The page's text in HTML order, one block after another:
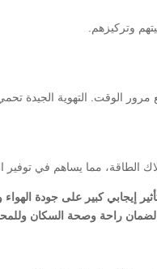
وتركيزهم.
الوقت. التهوية الجيدة
الطاقة، مما يساهم في توفير
إيجابي كبير على جودة الهواء
لضمان راحة وصحة السكان